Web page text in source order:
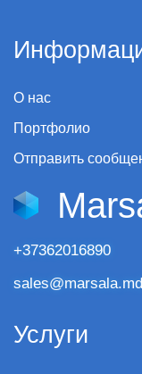
О нас
Портфолио
Отправить
+37362016890
sales@marsala.md
Услуги